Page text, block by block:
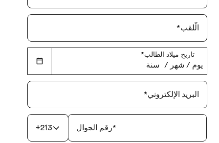
الّلقب*
تاريخ ميلاد الطالب*
يوم ‏/ شهر ‏/ سنة
البريد الإلكتروني*
+213 رقم الجوال*